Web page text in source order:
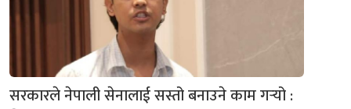
सरकारले नेपाली सेनालाई सस्तो बनाउने काम गर्‍यो :